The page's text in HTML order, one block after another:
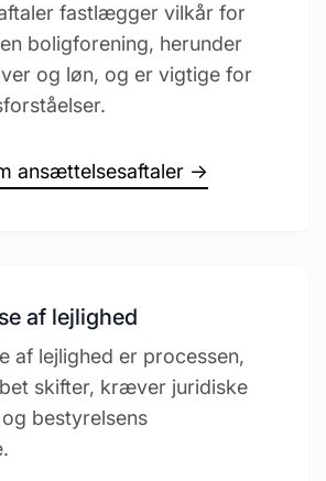
fastlægger vilkår for
boligforening, herunder
og løn, og er vigtige for
ansættelsesaftaler →
af lejlighed
af lejlighed er processen,
skifter, kræver juridiske
bestyrelsens